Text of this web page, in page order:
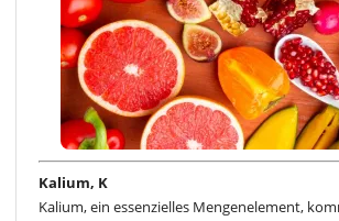
Kalium, K
Kalium, ein essenzielles Mengenelement,